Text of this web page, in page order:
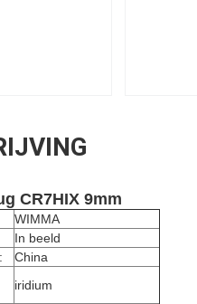
CR7HIX 9mm
WIMMA
In beeld
China
iridium